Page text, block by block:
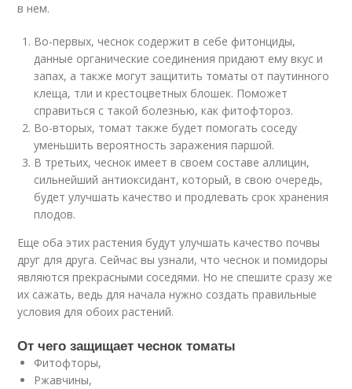
в нем.
Во-первых, чеснок содержит в себе фитонциды,
данные органические соединения придают ему вкус и
запах, а также могут защитить томаты от паутинного
клеща, тли и крестоцветных блошек. Поможет
справиться с такой болезнью, как фитофтороз.
Во-вторых, томат также будет помогать соседу
уменьшить вероятность заражения паршой.
В третьих, чеснок имеет в своем составе аллицин,
сильнейший антиоксидант, который, в свою очередь,
будет улучшать качество и продлевать срок хранения
плодов.
Еще оба этих растения будут улучшать качество почвы
друг для друга. Сейчас вы узнали, что чеснок и помидоры
являются прекрасными соседями. Но не спешите сразу же
их сажать, ведь для начала нужно создать правильные
условия для обоих растений.
От чего защищает чеснок томаты
Фитофторы,
Ржавчины,